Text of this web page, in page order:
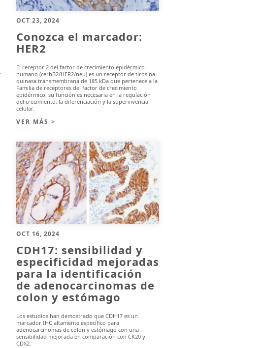
OCT 23, 2024
Conozca el marcador:
HER2
El receptor 2 del factor de crecimiento epidérmico
humano (c­erbB2/HER2/neu) es un receptor de tirosina
quinasa transmembrana de 185 kDa que pertenece a la
Familia de receptores del factor de crecimiento
epidérmico, su función es necesaria en la regulación
del crecimiento, la diferenciación y la supervivencia
celular.
VER MÁS >
OCT 16, 2024
CDH17: sensibilidad y
especificidad mejoradas
para la identificación
de adenocarcinomas de
colon y estómago
Los estudios han demostrado que CDH17 es un
marcador IHC altamente específico para
adenocarcinomas de colon y estómago con una
sensibilidad mejorada en comparación con CK20 y
CDX2.